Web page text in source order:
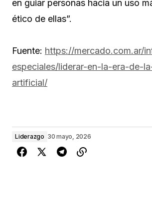
en guiar personas hacia un uso
ético de ellas”.
Fuente: https://mercado.com.ar/
especiales/liderar-en-la-era-de-
artificial/
Liderazgo 30 mayo, 2026